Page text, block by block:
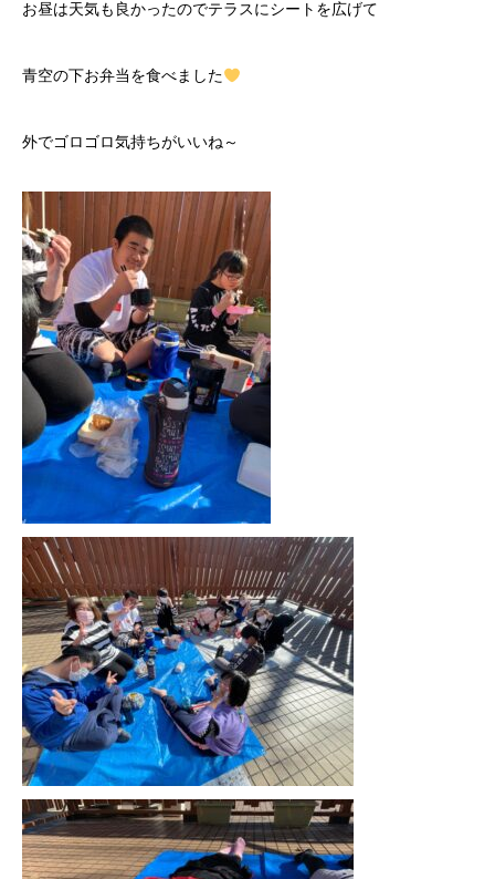
お昼は天気も良かったのでテラスにシートを広げて
青空の下お弁当を食べました
外でゴロゴロ気持ちがいいね～